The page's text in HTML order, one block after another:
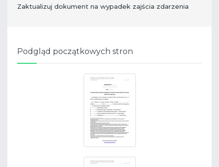
​ Zaktualizuj dokument na wypadek zajścia zdarzenia
Podgląd początkowych stron